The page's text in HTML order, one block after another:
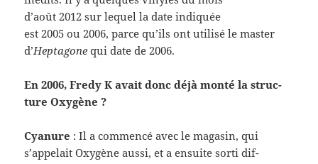
d’août 2012 sur lequel la date indiquée
est 2005 ou 2006, parce qu’ils ont util­isé le mas­ter
d’Hep­tagone qui date de 2006.
En 2006, Fredy K avait donc déjà monté la struc­
ture Oxygène ?
Cya­nure : Il a com­mencé avec le mag­a­sin, qui
s’appelait Oxygène aussi, et a ensuite sorti dif­